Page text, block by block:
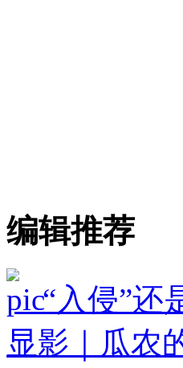
编辑推荐
“入侵”还
显影｜瓜农